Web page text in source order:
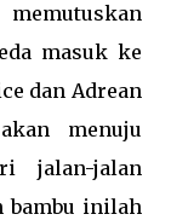
masuk ke
dan Adrean
menuju
jalan-jalan
bambu inilah